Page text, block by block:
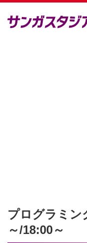
プログラミ
～/18:00～